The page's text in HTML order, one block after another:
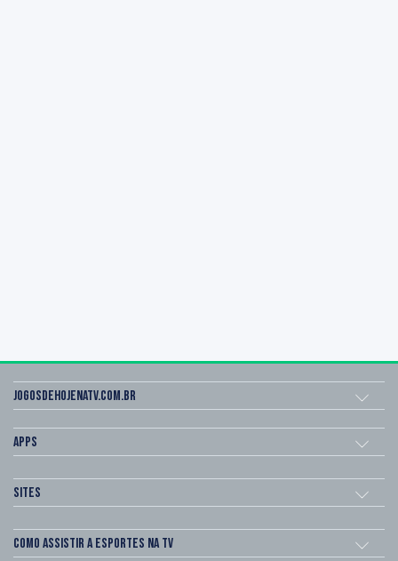
Jogosdehojenatv.com.br
Apps
Sites
Como assistir a esportes na TV